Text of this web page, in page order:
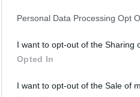
Personal Data Processing Opt
I want to opt-out of the Sharing
Opted In
I want to opt-out of the Sale of